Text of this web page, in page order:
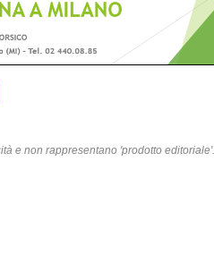
e non rappresentano 'prodotto editoriale'.